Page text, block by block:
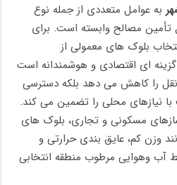
به عوامل متعددی از جمله نوع
تأمین مصالح وابسته است. برای
بلوک های معمولی از
گزینه ای اقتصادی و هوشمندانه است
را کاهش می دهد بلکه دسترسی
نیازهای محلی را تضمین می کند.
مسکونی و تجاری، بلوک های
وزن کم، عایق بندی حرارتی و
آب وهوایی مرطوب منطقه انتخابی